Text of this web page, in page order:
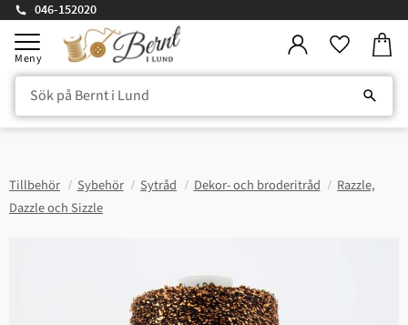
Meny
046-152020
Tillbehör Sybehör Sytråd Dekor- och broderitråd
Razzle,
Dazzle och Sizzle